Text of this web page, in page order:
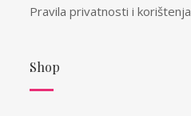
Pravila privatnosti i korištenja
Shop